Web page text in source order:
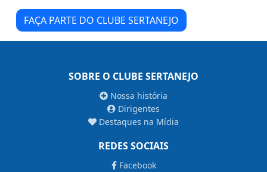
FAÇA PARTE DO CLUBE SERTANEJO
SOBRE O CLUBE SERTANEJO
Nossa história
Dirigentes
Destaques na Mídia
REDES SOCIAIS
Facebook